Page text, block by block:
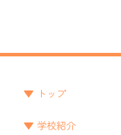
トップ
学校紹介